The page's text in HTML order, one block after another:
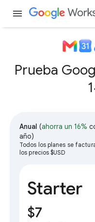
menu
Prueba
Anual (ahorra un 16%
año)
Todos los planes se
los precios $USD
Starter
$7